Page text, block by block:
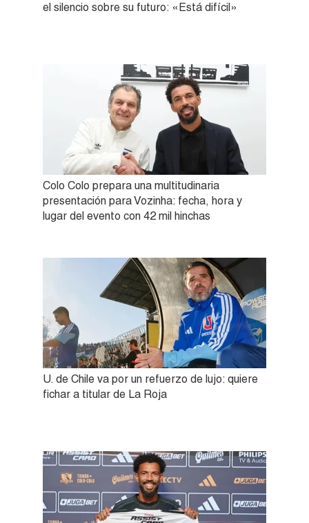
el silencio sobre su futuro: «Está difícil»
Colo Colo prepara una multitudinaria
presentación para Vozinha: fecha, hora y
lugar del evento con 42 mil hinchas
U. de Chile va por un refuerzo de lujo: quiere
fichar a titular de La Roja